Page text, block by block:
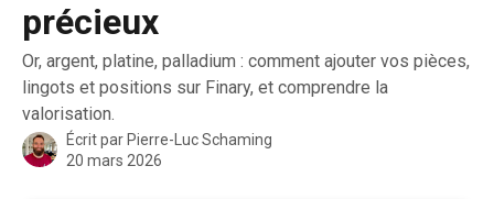
précieux
Or, argent, platine, palladium : comment ajouter vos pièces,
lingots et positions sur Finary, et comprendre la
valorisation.
Écrit par Pierre-Luc Schaming
20 mars 2026